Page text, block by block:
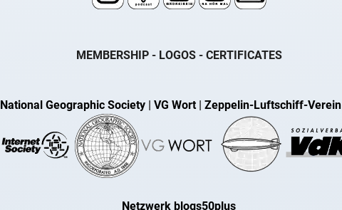
MEMBERSHIP - LOGOS - CERTIFICATES
National Geographic Society | VG Wort| Zeppelin-Luftschiff-Verein
Netzwerk blogs50plus